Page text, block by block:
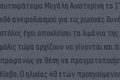
αυτοκράτειρα Μεγάλη Αικατερίνη το
οδό ανεφοδιασμού για τις ρωσικές
στόλος έχει αποκλείσει τα λιμάνια
μόλις τώρα αρχίζουν να γίνονται
προφανώς σε θέση να
Κίεβο. Ο ηλικίας 49 ετών